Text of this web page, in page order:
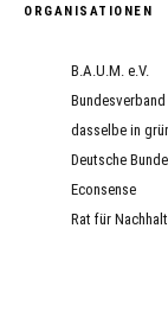
ORGANISATIONEN
B.A.U.M. e.V.
dasselbe in
Deutsche
Econsense
Rat für